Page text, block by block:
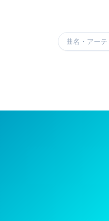
楽曲を検索